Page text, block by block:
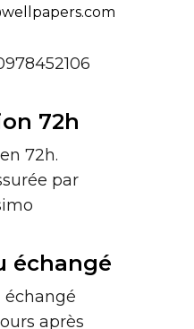
72h
72h.
par
échangé
échangé
après